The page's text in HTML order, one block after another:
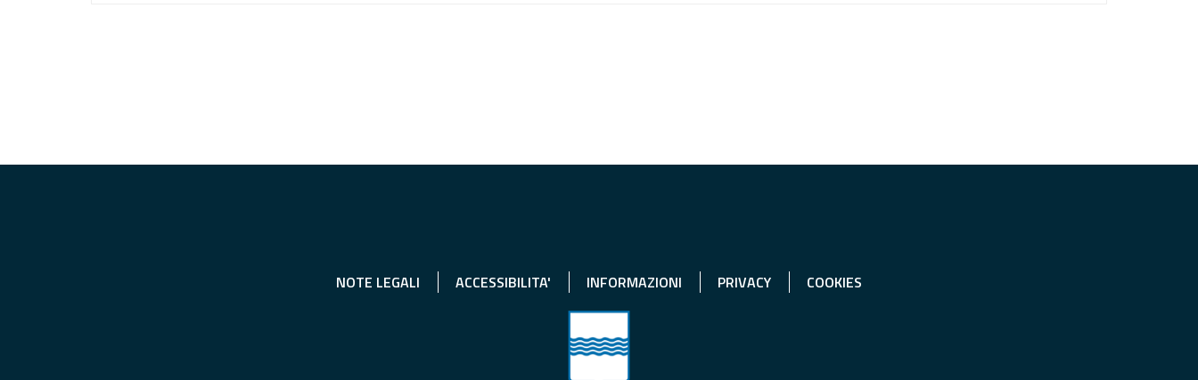
NOTE LEGALI ACCESSIBILITA' INFORMAZIONI PRIVACY COOKIES